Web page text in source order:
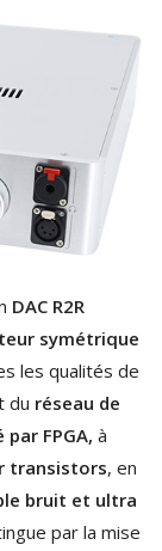
DAC R2R
symétrique
les qualités de
du réseau de
FPGA, à
transistors, en
bruit et ultra
par la mise